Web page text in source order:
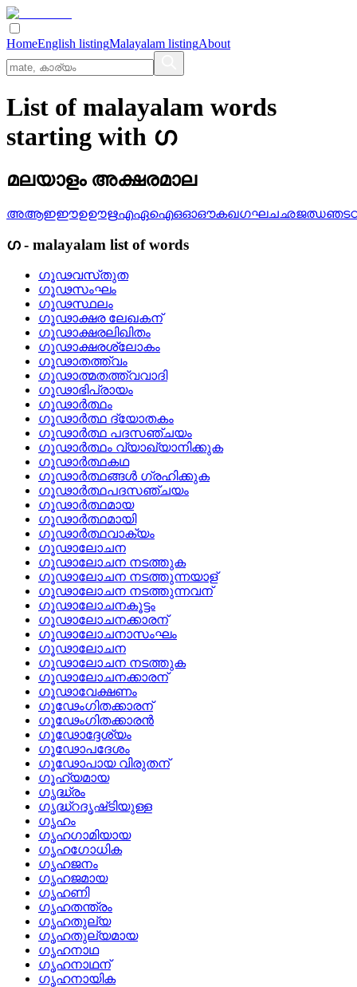
HomeEnglish listingMalayalam listingAbout
List of malayalam words
starting with ഗ
മലയാളം അക്ഷരമാല
അആഇഈഉഊഋഎഏഐഒഓഔകഖഗഘചഛജഝഞട
ഗ- malayalam list of words
ഗൂഢവസ്‌തുത
ഗൂഢസംഘം
ഗൂഢസ്ഥലം
ഗൂഢാക്ഷര ലേഖകന്
ഗൂഢാക്ഷരലിഖിതം
ഗൂഢാക്ഷരശ്ലോകം
ഗൂഢാതത്ത്വം
ഗൂഢാത്മതത്ത്വവാദി
ഗൂഢാഭിപ്രായം
ഗൂഢാര്‍ത്ഥം
ഗൂഢാര്‍ത്ഥ ദ്യോതകം
ഗൂഢാര്‍ത്ഥ പദസഞ്ചയം
ഗൂഢാര്‍ത്ഥം വ്യാഖ്യാനിക്കുക
ഗൂഢാര്‍ത്ഥകഥ
ഗൂഢാര്‍ത്ഥങ്ങള്‍ ഗ്രഹിക്കുക
ഗൂഢാര്‍ത്ഥപദസഞ്ചയം
ഗൂഢാര്‍ത്ഥമായ
ഗൂഢാര്‍ത്ഥമായി
ഗൂഢാര്‍ത്ഥവാക്യം
ഗൂഢാലോചന
ഗൂഢാലോചന നടത്തുക
ഗൂഢാലോചന നടത്തുന്നയാള്
ഗൂഢാലോചന നടത്തുന്നവന്
ഗൂഢാലോചനകൂട്ടം
ഗൂഢാലോചനക്കാരന്
ഗൂഢാലോചനാസംഘം
ഗൂഢാലോചന
ഗൂഢാലോചന നടത്തുക
ഗൂഢാലോചനക്കാരന്
ഗൂഢാവേക്ഷണം
ഗൂഢേംഗിതക്കാരന്
ഗൂഢേംഗിതക്കാരന്‍
ഗൂഢോദ്ദേശ്യം
ഗൂഢോപദേശം
ഗൂഢോപായ വിരുതന്
ഗൂഹ്യമായ
ഗൃദ്ധ്രം
ഗൃദ്ധ്‌റദൃഷ്‌ടിയുള്ള
ഗൃഹം
ഗൃഹഗാമിയായ
ഗൃഹഗോധിക
ഗൃഹജനം
ഗൃഹജമായ
ഗൃഹണി
ഗൃഹതന്ത്രം
ഗൃഹതുല്യ
ഗൃഹതുല്യമായ
ഗൃഹനാഥ
ഗൃഹനാഥന്
ഗൃഹനായിക